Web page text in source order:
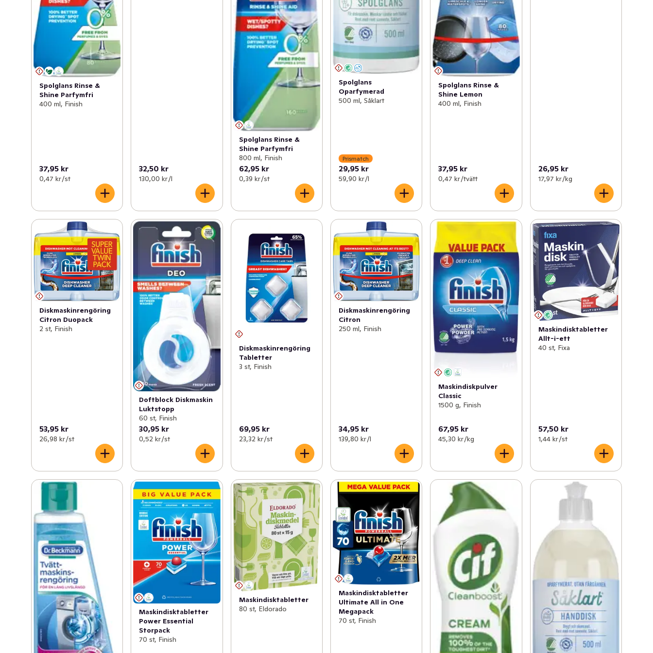
Spolglans Rinse &
Shine Parfymfri
400 ml, Finish
37,95 kr
0,47 kr /st
32,50 kr
130,00 kr /l
Spolglans Rinse &
Shine Parfymfri
800 ml, Finish
62,95 kr
0,39 kr /st
Spolglans
Oparfymerad
500 ml, Såklart
Prismatch
29,95 kr
59,90 kr /l
Spolglans Rinse &
Shine Lemon
400 ml, Finish
37,95 kr
0,47 kr /tvätt
26,95 kr
17,97 kr /kg
Diskmaskinrengöring
Citron Duopack
2 st, Finish
53,95 kr
26,98 kr /st
Doftblock Diskmaskin
Luktstopp
60 st, Finish
30,95 kr
0,52 kr /st
Diskmaskinrengöring
Tabletter
3 st, Finish
69,95 kr
23,32 kr /st
Diskmaskinrengöring
Citron
250 ml, Finish
34,95 kr
139,80 kr /l
Maskindiskpulver
Classic
1500 g, Finish
67,95 kr
45,30 kr /kg
Maskindisktabletter
Allt-i-ett
40 st, Fixa
57,50 kr
1,44 kr /st
Maskindisktabletter
Power Essential
Storpack
70 st, Finish
Maskindisktabletter
80 st, Eldorado
Maskindisktabletter
Ultimate All in One
Megapack
70 st, Finish